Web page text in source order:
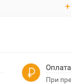
При